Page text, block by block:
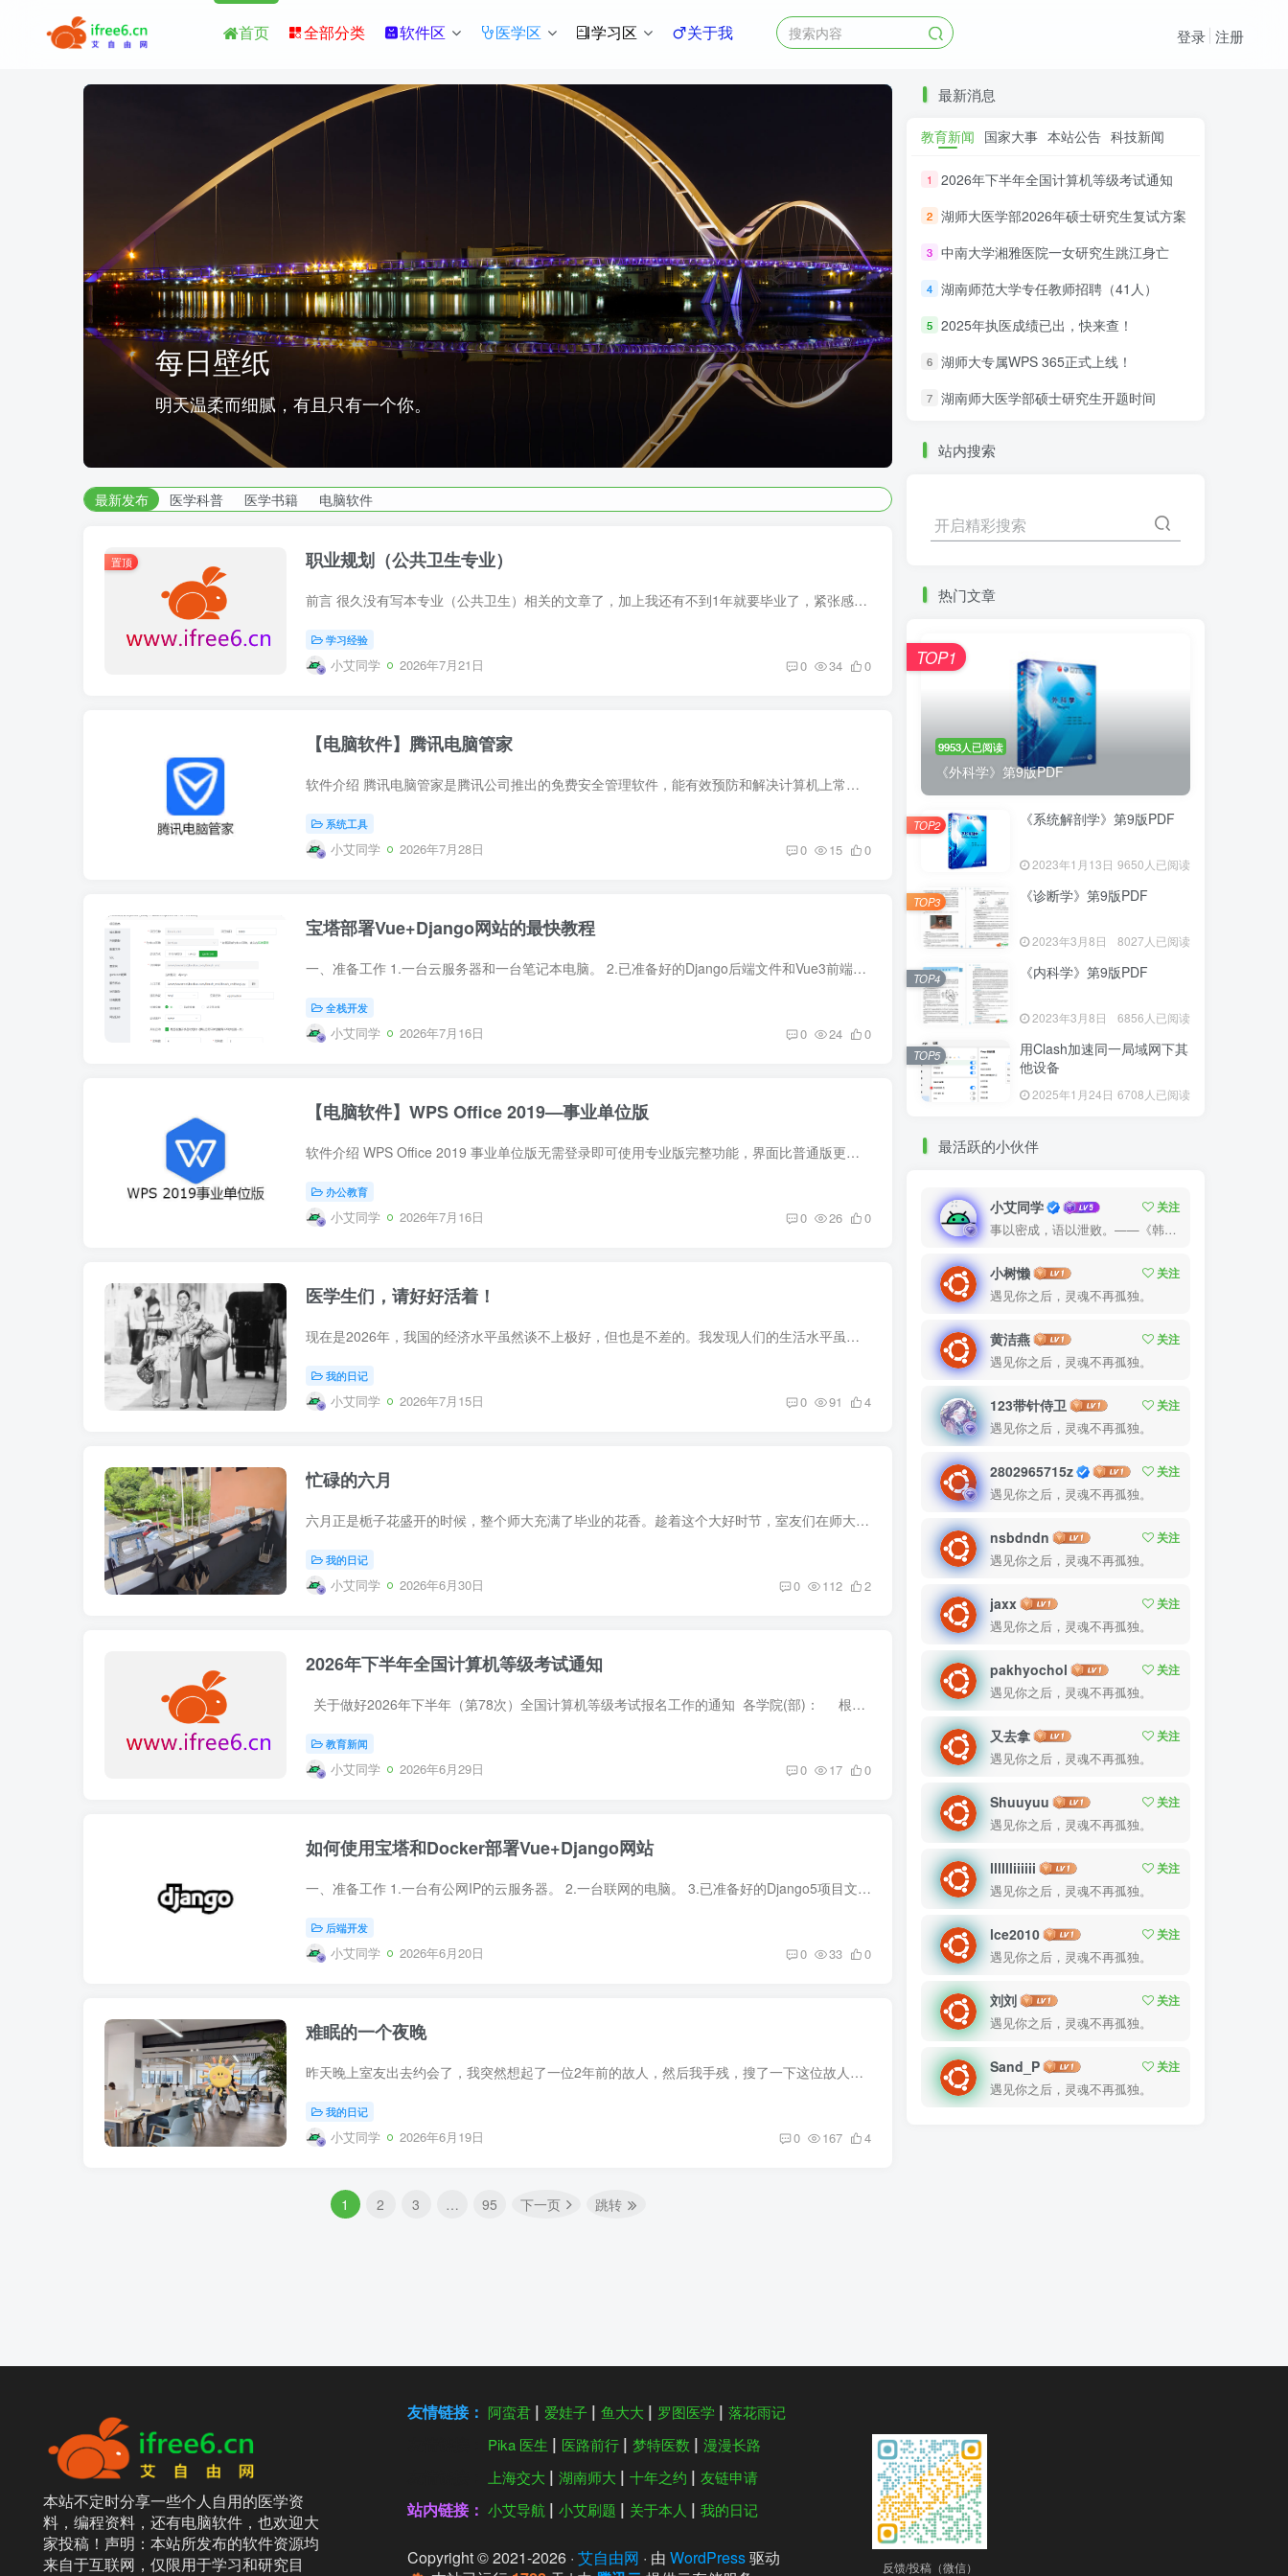
首页 全部分类 软件区 医学区 学习区 关于我 登录 注册
每日壁纸
明天温柔而细腻，有且只有一个你。
湖南师范大学
研究生院| 医学部
每日壁纸
明天温柔而细腻，有且只有一个你。
湖南师范大学
研究生院|医学部
最新发布 医学科普 医学书籍 电脑软件
置顶 职业规划（公共卫生专业）
前言 很久没有写本专业（公共卫生）相关的文章了，加上我还有不到1年就要毕业了，紧张感一下子就上来了（但每天还是会打游戏）。为了督促自己，也为了让自己变得不那么迷茫，我决定写下这篇文章...
学习经验
小艾同学 2026年7月21日 0 34 0
【电脑软件】腾讯电脑管家
软件介绍 腾讯电脑管家是腾讯公司推出的免费安全管理软件，能有效预防和解决计算机上常见的安全风险，并帮助用户解决各种电脑“疑难杂症”、优化系统和网络环境。最早可追溯到2006年发布的“QQ...
系统工具
小艾同学 2026年7月28日 0 15 0
宝塔部署Vue+Django网站的最快教程
一、准备工作 1.一台云服务器和一台笔记本电脑。 2.已准备好的Django后端文件和Vue3前端文件。 二、安装宝塔面板 1.使用SSH软件（比如“tabby terminal”）连接服务器，输入以下命令安装...
全栈开发
小艾同学 2026年7月16日 0 24 0
【电脑软件】WPS Office 2019—事业单位版
软件介绍 WPS Office 2019 事业单位版无需登录即可使用专业版完整功能，界面比普通版更清爽简洁，无乱七八糟的消息和弹窗，启动速度也更快。 软件截图 软件属性 1.应用大小：约 1...
办公教育
小艾同学 2026年7月16日 0 26 0
医学生们，请好好活着！
现在是2026年，我国的经济水平虽然谈不上极好，但也是不差的。我发现人们的生活水平虽然提高了，但社会上却存在着很大的问题。 作为一名医学生，就拿我身边的例子来说吧。最近几年，某雅医院，...
我的日记
小艾同学 2026年7月15日 0 91 4
忙碌的六月
六月正是栀子花盛开的时候，整个师大充满了毕业的花香。趁着这个大好时节，室友们在师大的二手群里都淘到了不少宝贝（生活用品），我是来的比较晚的一批，没有抢到太多好宝贝，但以下这几件物品...
我的日记
小艾同学 2026年6月30日 0 112 2
2026年下半年全国计算机等级考试通知
关于做好2026年下半年（第78次）全国计算机等级考试报名工作的通知 各学院(部)： 根据湖南省教育考试院《关于做好2026年下半年全国计算机等级考试报名工作的通知》(...
教育新闻
小艾同学 2026年6月29日 0 17 0
如何使用宝塔和Docker部署Vue+Django网站
一、准备工作 1.一台有公网IP的云服务器。 2.一台联网的电脑。 3.已准备好的Django5项目文件。常用命令如下： # 生成依赖文件（需手动添加一个依赖“gunicorn”） pip freeze > requirements...
后端开发
小艾同学 2026年6月20日 0 33 0
难眠的一个夜晚
昨天晚上室友出去约会了，我突然想起了一位2年前的故人，然后我手残，搜了一下这位故人的微信，看到一个情头。不知道为什么，当时心里咯登了一下，胸腔里面好像积了什么东西一样，很不自在。我...
我的日记
小艾同学 2026年6月19日 0 167 4
1 2 3 … 95 下一页 跳转
最新消息
教育新闻 国家大事 本站公告 科技新闻
1 2026年下半年全国计算机等级考试通知
2 湖师大医学部2026年硕士研究生复试方案
3 中南大学湘雅医院一女研究生跳江身亡
4 湖南师范大学专任教师招聘（41人）
5 2025年执医成绩已出，快来查！
6 湖师大专属WPS 365正式上线！
7 湖南师大医学部硕士研究生开题时间
站内搜索
开启精彩搜索
热门文章
9953人已阅读
《外科学》第9版PDF
TOP1
《系统解剖学》第9版PDF
2023年1月13日 9650人已阅读
TOP2
《诊断学》第9版PDF
2023年3月8日 8027人已阅读
TOP3
《内科学》第9版PDF
2023年3月8日 6856人已阅读
TOP4
用Clash加速同一局域网下其
他设备
2025年1月24日 6708人已阅读
TOP5
最活跃的小伙伴
小艾同学
关注
事以密成，语以泄败。——《韩非子·说难》
小树懒
关注
遇见你之后，灵魂不再孤独。
黄洁燕
关注
遇见你之后，灵魂不再孤独。
123带针侍卫
关注
遇见你之后，灵魂不再孤独。
2802965715z
关注
遇见你之后，灵魂不再孤独。
nsbdndn
关注
遇见你之后，灵魂不再孤独。
jaxx
关注
遇见你之后，灵魂不再孤独。
pakhyochol
关注
遇见你之后，灵魂不再孤独。
又去拿
关注
遇见你之后，灵魂不再孤独。
Shuuyuu
关注
遇见你之后，灵魂不再孤独。
lllllliiiiii
关注
遇见你之后，灵魂不再孤独。
lce2010
关注
遇见你之后，灵魂不再孤独。
刘刘
关注
遇见你之后，灵魂不再孤独。
Sand_P
关注
遇见你之后，灵魂不再孤独。
本站不定时分享一些个人自用的医学资
料，编程资料，还有电脑软件，也欢迎大
家投稿！声明：本站所发布的软件资源均
来自于互联网，仅限用于学习和研究目
友情链接： 阿蛮君 爱娃子 鱼大大 罗图医学 落花雨记
Pika 医生 医路前行 梦特医数 漫漫长路
上海交大 湖南师大 十年之约 友链申请
站内链接： 小艾导航 小艾刷题 关于本人 我的日记
Copyright © 2021-2026 · 艾自由网 · 由 WordPress驱动
反馈/投稿（微信）